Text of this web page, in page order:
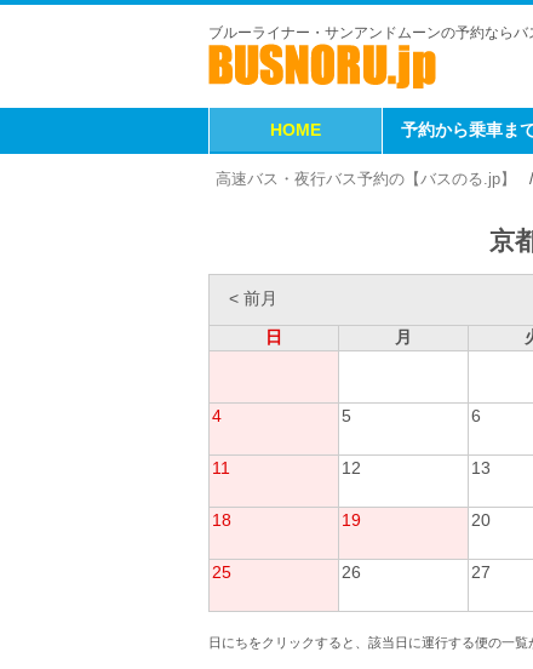
ブルーライナー・サンアンドムーンの予約なら
HOME 予約から乗車ま
高速バス・夜行バス予約の【バスのる.jp】
京
< 前月
日
月
4 5 6
11 12 13
18 19 20
25 26 27
日にちをクリックすると、該当日に運行する便の一覧